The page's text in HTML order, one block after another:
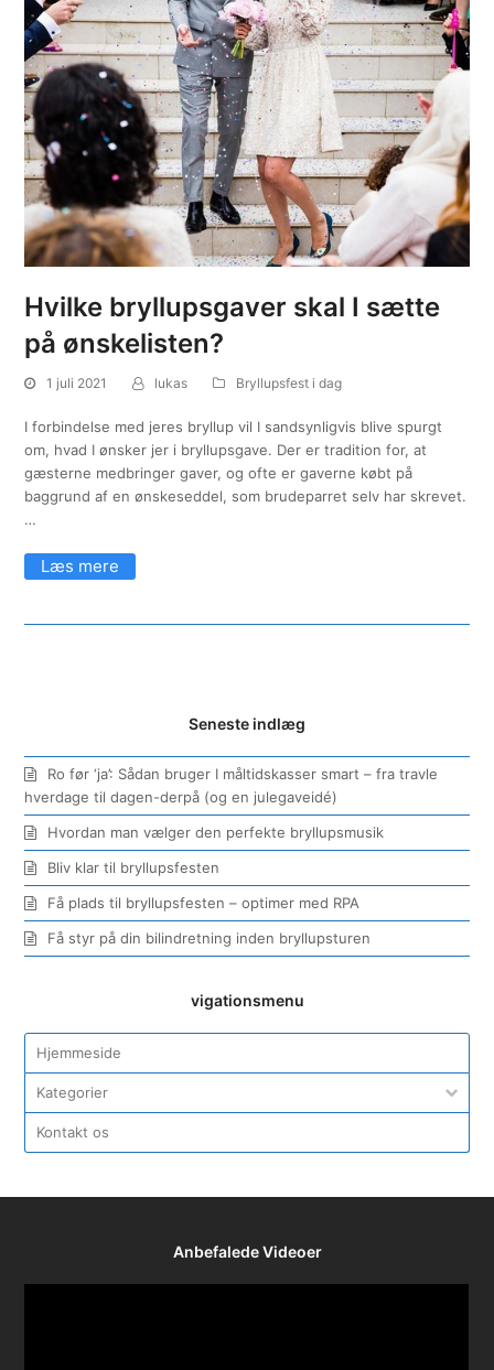
Hvilke bryllupsgaver skal I sætte
på ønskelisten?
1 juli 2021 lukas Bryllupsfest i dag
I forbindelse med jeres bryllup vil I sandsynligvis blive spurgt
om, hvad I ønsker jer i bryllupsgave. Der er tradition for, at
gæsterne medbringer gaver, og ofte er gaverne købt på
baggrund af en ønskeseddel, som brudeparret selv har skrevet.
…
Seneste indlæg
Ro før ‘ja’: Sådan bruger I måltidskasser smart – fra travle
hverdage til dagen-derpå (og en julegaveidé)
Hvordan man vælger den perfekte bryllupsmusik
Bliv klar til bryllupsfesten
Få plads til bryllupsfesten – optimer med RPA
Få styr på din bilindretning inden bryllupsturen
vigationsmenu
Hjemmeside
Kategorier
Kontakt os
Anbefalede Videoer